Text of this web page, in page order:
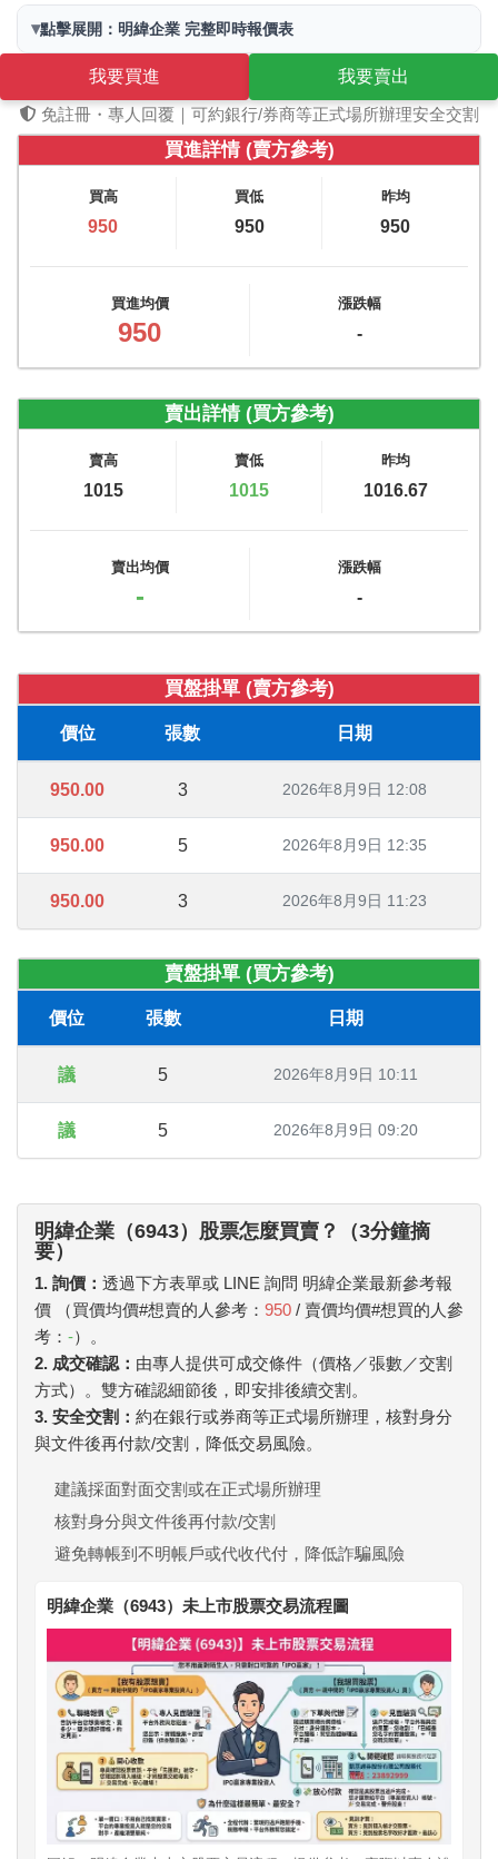
▾點擊展開：明緯企業 完整即時報價表
我要買進
我要賣出
免註冊・專人回覆｜可約銀行/券商等正式場所辦理安全交割
買進詳情 (賣方參考)
買高
950
買低
950
昨均
950
買進均價
950
漲跌幅
-
賣出詳情 (買方參考)
賣高
1015
賣低
1015
昨均
1016.67
賣出均價
-
漲跌幅
-
買盤掛單 (賣方參考)
價位 張數 日期
950.00 3 2026年8月9日 12:08
950.00 5 2026年8月9日 12:35
950.00 3 2026年8月9日 11:23
賣盤掛單 (買方參考)
價位 張數 日期
議 5 2026年8月9日 10:11
議 5 2026年8月9日 09:20
明緯企業（6943）股票怎麼買賣？（3分鐘摘
要）
1. 詢價： 透過下方表單或 LINE 詢問 明緯企業最新參考報
價 （買價均價#想賣的人參考： 950 / 賣價均價#想買的人參
考： -）。
2. 成交確認： 由專人提供可成交條件（價格／張數／交割
方式）。雙方確認細節後，即安排後續交割。
3. 安全交割： 約在銀行或券商等正式場所辦理，核對身分
與文件後再付款/交割，降低交易風險。
建議採面對面交割或在正式場所辦理
核對身分與文件後再付款/交割
避免轉帳到不明帳戶或代收代付，降低詐騙風險
明緯企業（6943）未上市股票交易流程圖